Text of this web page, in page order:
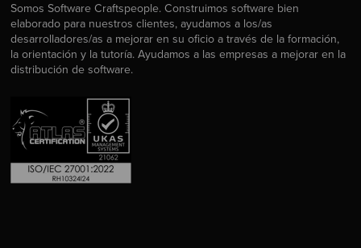
Somos Software Craftspeople. Construimos software bien
elaborado para nuestros clientes, ayudamos a los/as
desarrolladores/as a mejorar en su oficio a través de la formación,
la orientación y la tutoría. Ayudamos a las empresas a mejorar en la
distribución de software.